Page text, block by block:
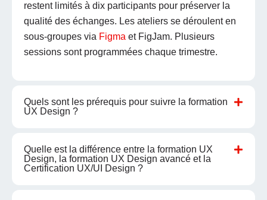
restent limités à dix participants pour préserver la
qualité des échanges. Les ateliers se déroulent en
sous-groupes via Figma et FigJam. Plusieurs
sessions sont programmées chaque trimestre.
Quels sont les prérequis pour suivre la formation
UX Design ?
Quelle est la différence entre la formation UX
Design, la formation UX Design avancé et la
Certification UX/UI Design ?